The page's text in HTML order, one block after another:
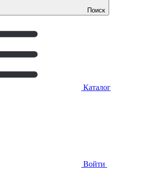
Поиск
Каталог
Войти